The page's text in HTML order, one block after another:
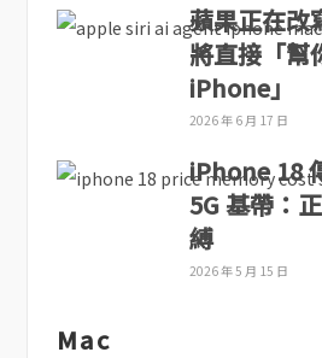
蘋果正在改
將直接「幫
iPhone」
2026 年 6 月 17 日
iPhone 18
5G 基帶：
縛
2026 年 5 月 15 日
Mac